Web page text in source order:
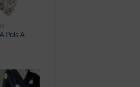
Pois A